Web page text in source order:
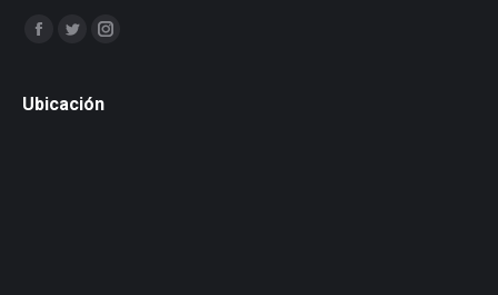
Encuéntranos en:
Facebook
TwitterInstagram
Ubicación